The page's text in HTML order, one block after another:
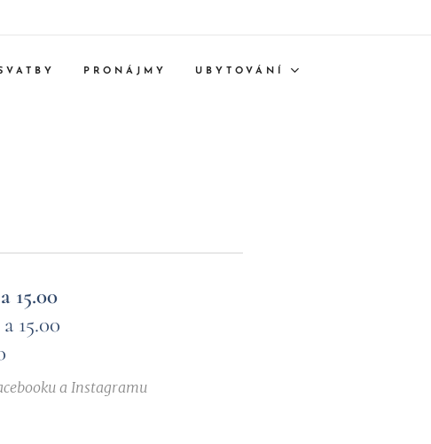
PRONÁJMY UBYTOVÁNÍ
15.00
15.00
a Instagramu